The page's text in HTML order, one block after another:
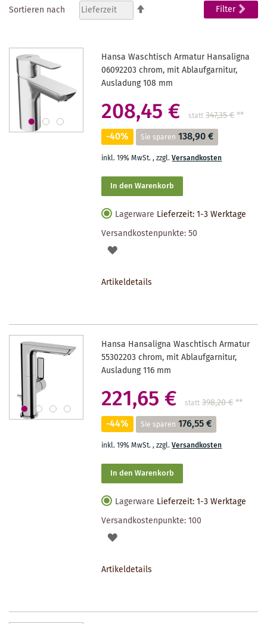
gerade
Sortieren nach Filter
Hansa Waschtisch Armatur Hansaligna
06092203 chrom, mit Ablaufgarnitur,
Ausladung 108 mm
208,45 € statt 347,35 €**
-40% Sie sparen 138,90 €
inkl. 19% MwSt.,zzgl.Versandkosten
In den Warenkorb
Lagerware Lieferzeit: 1-3 Werktage
Versandkostenpunkte:50
AUF
Artikeldetails
Hansa Hansaligna Waschtisch Armatur
55302203 chrom, mit Ablaufgarnitur,
Ausladung 116 mm
221,65 € statt 398,20 €**
-44% Sie sparen 176,55 €
inkl. 19% MwSt.,zzgl.Versandkosten
In den Warenkorb
Lagerware Lieferzeit: 1-3 Werktage
Versandkostenpunkte:100
AUF
Artikeldetails